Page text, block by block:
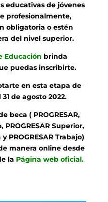
educativas de jóvenes
profesionalmente,
obligatoria o estén
del nivel superior.
Educación brinda
puedas inscribirte.
en esta etapa de
de agosto 2022.
beca ( PROGRESAR,
PROGRESAR Superior,
PROGRESAR Trabajo)
manera online desde
la Página web oficial.